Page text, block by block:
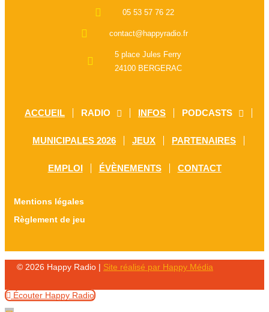
05 53 57 76 22
contact@happyradio.fr
5 place Jules Ferry
24100 BERGERAC
ACCUEIL RADIO INFOS PODCASTS
MUNICIPALES 2026 JEUX PARTENAIRES
EMPLOI ÉVÈNEMENTS CONTACT
Mentions légales
Règlement de jeu
© 2026 Happy Radio | Site réalisé par Happy Média
Écouter Happy Radio